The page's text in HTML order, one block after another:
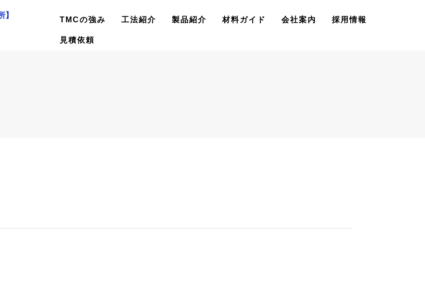
】
TMCの強み 工法紹介 製品紹介 材料ガイド 会社案内 採用情報
見積依頼